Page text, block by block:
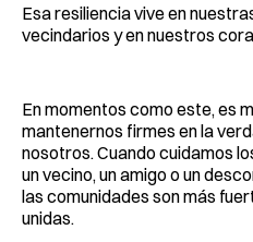
Esa resiliencia vive en
vecindarios y en nuestros
En momentos como este, es
mantenernos firmes en la
nosotros. Cuando cuidamos
un vecino, un amigo o un
las comunidades son más
unidas.